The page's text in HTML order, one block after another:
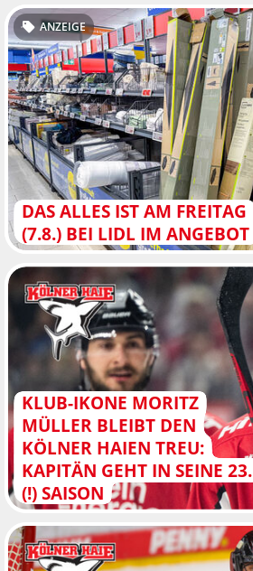
DAS ALLES IST AM FREITAG
(7.8.) BEI LIDL IM ANGEBOT
ANZEIGE
KLUB-IKONE MORITZ
MÜLLER BLEIBT DEN
KÖLNER HAIEN TREU:
KAPITÄN GEHT IN SEINE 23.
(!) SAISON